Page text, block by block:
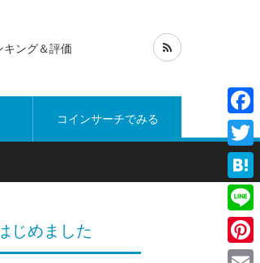
キング＆評価
コインサーチでみる
じめました Line